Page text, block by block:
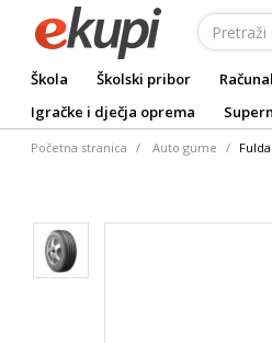
Škola Školski pribor
Igračke i dječja oprema
Početna stranica Auto gume